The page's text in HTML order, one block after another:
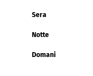
Sera
Notte
Domani